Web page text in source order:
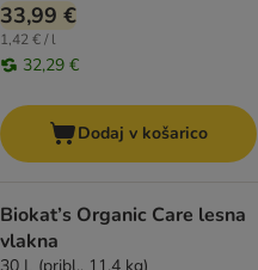
33,99 €
1,42 € / l
32,29 €
Dodaj v košarico
Biokat’s Organic Care lesna
vlakna